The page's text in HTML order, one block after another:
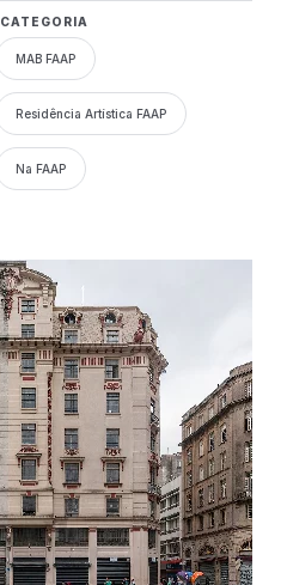
CATEGORIA
MAB FAAP
Residência Artística FAAP
Na FAAP